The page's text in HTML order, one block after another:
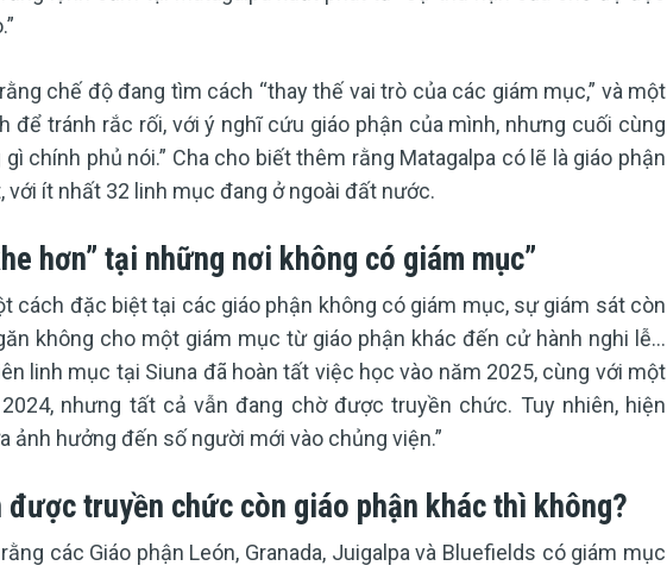
chế độ đang tìm cách “thay thế vai trò của các giám mục,” và một
để tránh rắc rối, với ý nghĩ cứu giáo phận của mình, nhưng cuối cùng
chính phủ nói.” Cha cho biết thêm rằng Matagalpa có lẽ là giáo phận
với ít nhất 32 linh mục đang ở ngoài đất nước.
hơn” tại những nơi không có giám mục”
cách đặc biệt tại các giáo phận không có giám mục, sự giám sát còn
không cho một giám mục từ giáo phận khác đến cử hành nghi lễ...
linh mục tại Siuna đã hoàn tất việc học vào năm 2025, cùng với một
nhưng tất cả vẫn đang chờ được truyền chức. Tuy nhiên, hiện
ảnh hưởng đến số người mới vào chủng viện.”
truyền chức còn giáo phận khác thì không?
các Giáo phận León, Granada, Juigalpa và Bluefields có giám mục